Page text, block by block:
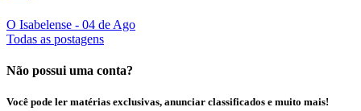
O Isabelense - 04 de Ago
Todas as postagens
Não possui uma conta?
Você pode ler matérias exclusivas, anunciar classificados e muito mais!